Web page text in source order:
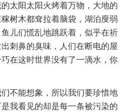
太阳太阳火烤着万物，大地的
树木都耷拉着脑袋，湖泊廋弱
儿们慌乱地跳跃着，似乎在祈
刺鼻的臭味，人们在断电的屋
在这时世界没有了一滴水，你
不能想象，所以我们要珍惜地
我看见的却是每一条被污染的